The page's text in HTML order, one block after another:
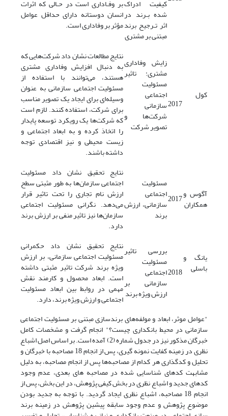
کیفیت ادراک‌
شده‌ بـرند در
اثر تـرجیح برند
مبتنی بر مشتری
بر وفـاداری‌ است در‌ حـالی‌ که‌ اثرات‌
انسان‌ دوستانه دارای حداقل عوامل
مؤثر بر وفاداری است.
کول
2017
زایش وفاداری
مشتری: تاثیر
مسئولیت
اجتماعی
سازمانی
شرکت‌ها و
تصویر شرکت
نتایج مطالعات نشان داد شرکت‌هایی که
به دنبال افزایش وفاداری مشتری
هستند، می‌توانند با استفاده از
مسئولیت اجتماعی سازمانی به عنوان
وسیله‌ای برای ایجاد یک تصویر مناسب
برای شرکت، استفاده کنند. لازم است
که شرکت‌ها یک رویکرد توسعه پایدار
را اتخاذ کرده و به ابعاد اجتماعی و
زیست محیطی و نیز اقتصادی توجه
داشته باشند.
آگوس و
همکاران2017
مسئولیت
اجتماعی
سازمانی، ارزش
برند
نتایج تحقیق نشان داد مسئولیت
اجتماعی سازمان‌ها به طور مثبتی سطح
ارزش نام تجاری را تحت تاثیر قرار
می‌دهد. نگرانی مسئولیت اجتماعی
سازمان‌ها نیز تاثیر منفی بر ارزش برند
دارد.
یانگ و
باسلی 2018
بررسی تاثیر
مسئولیت
اجتماعی
سازمانی بر
ارزش ویژه برند
نتایج تحقیق نشان داد حکمرانی
مسئولیت اجتماعی سازمانی، بر ارزش
ویژه برند شرکت تاثیر مثبتی داشته
است. ابعاد محصول و کارمند نقش
مهمی در روابط بین ابعاد مسئولیت
اجتماعی و ارزش ویژه برند، دارد.
"عوامل موثر، ابعاد و مولفه‌های برندسازی مبتنی بر مسئولیت اجتماعی
سازمانی در محیط بانکداری چیست؟" انجام گرفت و مشخصات کامل
خبرگان مذکور نیز در جدول شماره (2) آمده است. بر اساس اصل اشباع
نظری در زمینه کفایت نمونه گیری، پس از انجام 18 مصاحبه با خبرگان و
تحلیل و کدگذاری هر کدام از مصاحبه‌ها پس از انجام مصاحبه، به دلیل
مشابهت کدهای شناسایی شده در مصاحبه های بعدی، عدم وجود
کدهای جدید و اشباع نظری در بخش کیفی پژوهش، در این بخش، پس از
انجام 18 مصاحبه، اشباع نظری ایجاد گردید. با توجه به جدید بودن
موضوع پژوهش و عدم وجود سابقه پیشین پژوهش در زمینه برند